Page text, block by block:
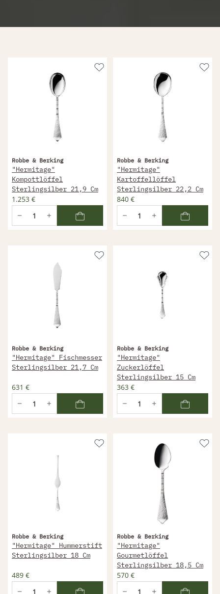
Robbe & Berking
"Hermitage"
Kompottlöffel
Sterlingsilber 21,9 Cm
1.253 €
Robbe & Berking
"Hermitage"
Kartoffellöffel
Sterlingsilber 22,2 Cm
840 €
Robbe & Berking
"Hermitage" Fischmesser
Sterlingsilber 21,7 Cm
631 €
Robbe & Berking
"Hermitage"
Zuckerlöffel
Sterlingsilber 15 Cm
363 €
Robbe & Berking
"Hermitage" Hummerstift
Sterlingsilber 18 Cm
489 €
Robbe & Berking
"Hermitage"
Gourmetlöffel
Sterlingsilber 18,5 Cm
570 €